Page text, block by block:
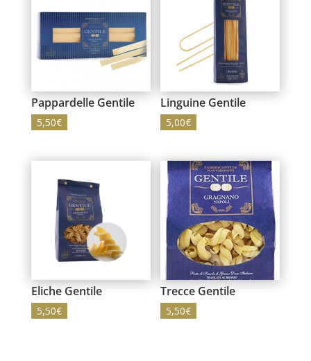
Pappardelle Gentile
5,50€
Linguine Gentile
5,00€
Eliche Gentile
5,50€
Trecce Gentile
5,50€